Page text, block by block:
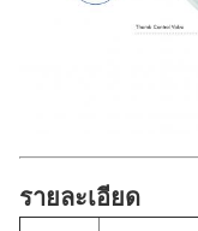
รายละเอียด